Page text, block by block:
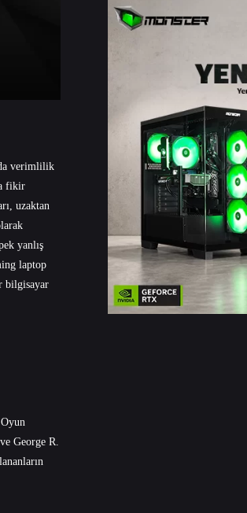
verimlilik
fikir
uzaktan
yanlış
laptop
bilgisayar
George R.